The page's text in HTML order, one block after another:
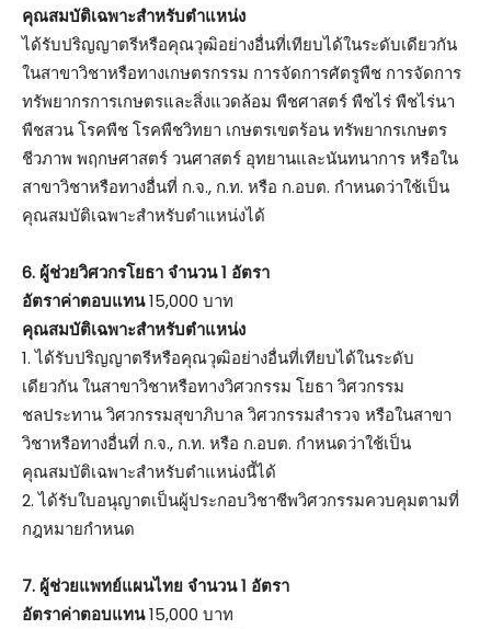
คุณสมบัติเฉพาะสำหรับตำแหน่ง
ได้รับปริญญาตรีหรือคุณวุฒิอย่างอื่นที่เทียบได้ในระดับเดียวกัน
ในสาขาวิชาหรือทางเกษตรกรรม การจัดการศัตรูพืช การจัดการ
ทรัพยากรการเกษตรและสิ่งแวดล้อม พืชศาสตร์ พืชไร่ พืชไร่นา
พืชสวน โรคพืช โรคพืชวิทยา เกษตรเขตร้อน ทรัพยากรเกษตร
ชีวภาพ พฤกษศาสตร์ วนศาสตร์ อุทยานและนันทนาการ หรือใน
สาขาวิชาหรือทางอื่นที่ ก.จ., ก.ท. หรือ ก.อบต. กำหนดว่าใช้เป็น
คุณสมบัติเฉพาะสำหรับตำแหน่งได้
6. ผู้ช่วยวิศวกรโยธา จำนวน 1 อัตรา
อัตราค่าตอบแทน15,000 บาท
คุณสมบัติเฉพาะสำหรับตำแหน่ง
1. ได้รับปริญญาตรีหรือคุณวุฒิอย่างอื่นที่เทียบได้ในระดับ
เดียวกัน ในสาขาวิชาหรือทางวิศวกรรม โยธา วิศวกรรม
ชลประทาน วิศวกรรมสุขาภิบาล วิศวกรรมสำรวจ หรือในสาขา
วิชาหรือทางอื่นที่ ก.จ., ก.ท. หรือ ก.อบต. กำหนดว่าใช้เป็น
คุณสมบัติเฉพาะสำหรับตำแหน่งนี้ได้
2. ได้รับใบอนุญาตเป็นผู้ประกอบวิชาชีพวิศวกรรมควบคุมตามที่
กฎหมายกำหนด
7. ผู้ช่วยแพทย์แผนไทย จำนวน 1 อัตรา
อัตราค่าตอบแทน15,000 บาท